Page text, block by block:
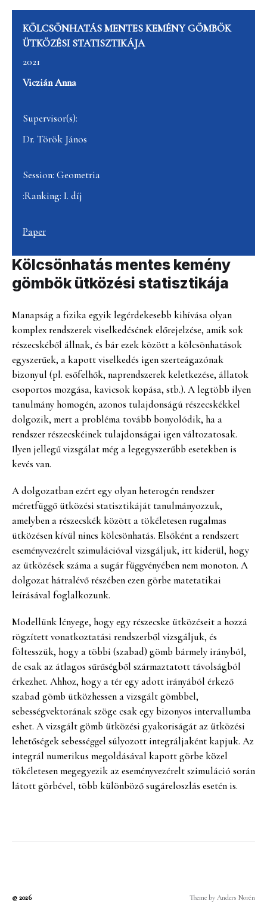
KÖLCSÖNHATÁS MENTES KEMÉNY GÖMBÖK
ÜTKÖZÉSI STATISZTIKÁJA
2021
Viczián Anna
Supervisor(s):
Dr. Török János
Session: Geometria
:Ranking: I. díj
Paper
Kölcsönhatás mentes kemény
gömbök ütközési statisztikája
Manapság a fizika egyik legérdekesebb kihívása olyan
komplex rendszerek viselkedésének előrejelzése, amik sok
részecskéből állnak, és bár ezek között a kölcsönhatások
egyszerűek, a kapott viselkedés igen szerteágazónak
bizonyul (pl. esőfelhők, naprendszerek keletkezése, állatok
csoportos mozgása, kavicsok kopása, stb.). A legtöbb ilyen
tanulmány homogén, azonos tulajdonságú részecskékkel
dolgozik, mert a probléma tovább bonyolódik, ha a
rendszer részecskéinek tulajdonságai igen változatosak.
Ilyen jellegű vizsgálat még a legegyszerűbb esetekben is
kevés van.
A dolgozatban ezért egy olyan heterogén rendszer
méretfüggő ütközési statisztikáját tanulmányozzuk,
amelyben a részecskék között a tökéletesen rugalmas
ütközésen kívül nincs kölcsönhatás. Elsőként a rendszert
eseményvezérelt szimulációval vizsgáljuk, itt kiderül, hogy
az ütközések száma a sugár függvényében nem monoton. A
dolgozat hátralévő részében ezen görbe matetatikai
leírásával foglalkozunk.
Modellünk lényege, hogy egy részecske ütközéseit a hozzá
rögzített vonatkoztatási rendszerből vizsgáljuk, és
föltesszük, hogy a többi (szabad) gömb bármely irányból,
de csak az átlagos sűrűségből származtatott távolságból
érkezhet. Ahhoz, hogy a tér egy adott irányából érkező
szabad gömb ütközhessen a vizsgált gömbbel,
sebességvektorának szöge csak egy bizonyos intervallumba
eshet. A vizsgált gömb ütközési gyakoriságát az ütközési
lehetőségek sebességgel súlyozott integráljaként kapjuk. Az
integrál numerikus megoldásával kapott görbe közel
tökéletesen megegyezik az eseményvezérelt szimuláció során
látott görbével, több különböző sugáreloszlás esetén is.
© 2026 Theme by Anders Norén